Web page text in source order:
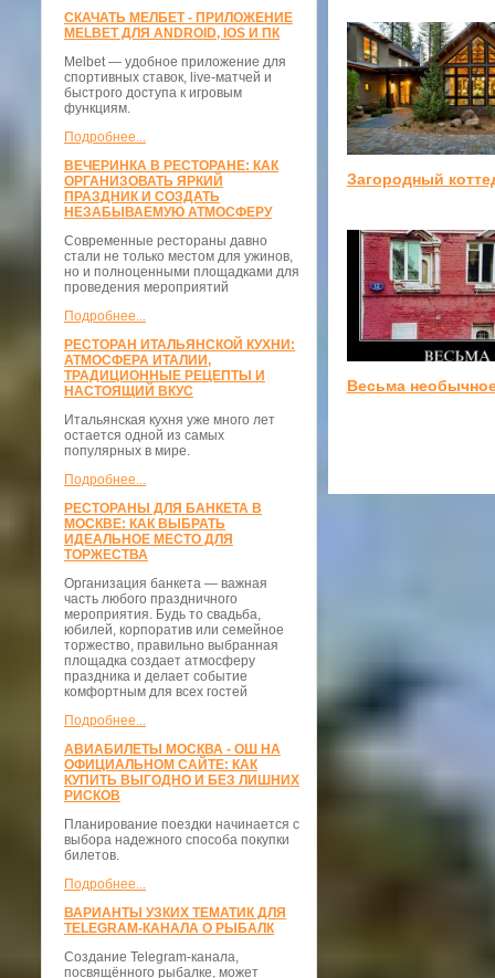
СКАЧАТЬ МЕЛБЕТ - ПРИЛОЖЕНИЕ
MELBET ДЛЯ ANDROID, IOS И ПК
Melbet — удобное приложение для
спортивных ставок, live-матчей и
быстрого доступа к игровым
функциям.
Подробнее...
ВЕЧЕРИНКА В РЕСТОРАНЕ: КАК
ОРГАНИЗОВАТЬ ЯРКИЙ
ПРАЗДНИК И СОЗДАТЬ
НЕЗАБЫВАЕМУЮ АТМОСФЕРУ
Современные рестораны давно
стали не только местом для ужинов,
но и полноценными площадками для
проведения мероприятий
Подробнее...
РЕСТОРАН ИТАЛЬЯНСКОЙ КУХНИ:
АТМОСФЕРА ИТАЛИИ,
ТРАДИЦИОННЫЕ РЕЦЕПТЫ И
НАСТОЯЩИЙ ВКУС
Итальянская кухня уже много лет
остается одной из самых
популярных в мире.
Подробнее...
РЕСТОРАНЫ ДЛЯ БАНКЕТА В
МОСКВЕ: КАК ВЫБРАТЬ
ИДЕАЛЬНОЕ МЕСТО ДЛЯ
ТОРЖЕСТВА
Организация банкета — важная
часть любого праздничного
мероприятия. Будь то свадьба,
юбилей, корпоратив или семейное
торжество, правильно выбранная
площадка создает атмосферу
праздника и делает событие
комфортным для всех гостей
Подробнее...
АВИАБИЛЕТЫ МОСКВА - ОШ НА
ОФИЦИАЛЬНОМ САЙТЕ: КАК
КУПИТЬ ВЫГОДНО И БЕЗ ЛИШНИХ
РИСКОВ
Планирование поездки начинается с
выбора надежного способа покупки
билетов.
Подробнее...
ВАРИАНТЫ УЗКИХ ТЕМАТИК ДЛЯ
TELEGRAM-КАНАЛА О РЫБАЛК
Создание Telegram-канала,
посвящённого рыбалке, может
Загородный
Весьма